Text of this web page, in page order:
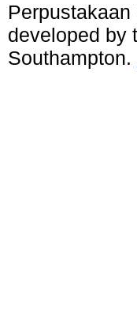
developed by
Southampton.